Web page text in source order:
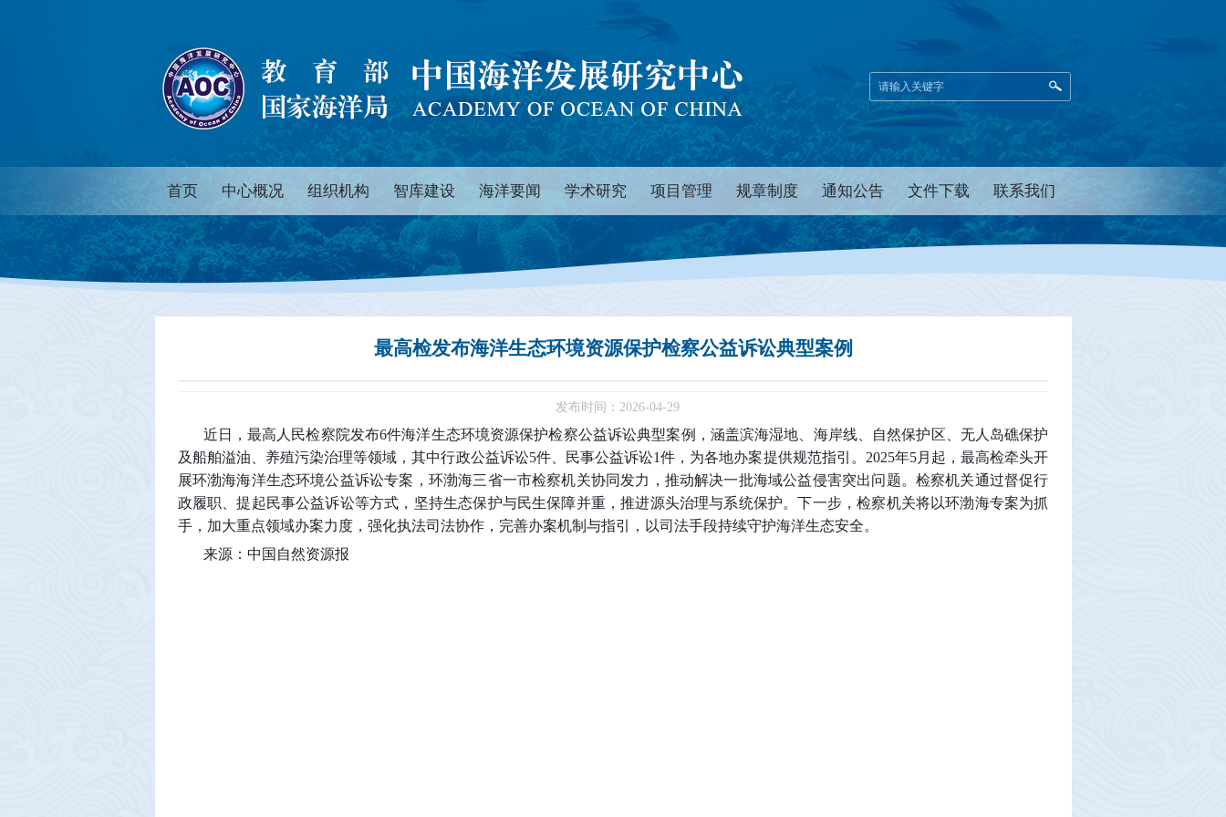
首页 中心概况 组织机构 智库建设 海洋要闻 学术研究 项目管理 规章制度 通知公告 文件下载 联系我们
最高检发布海洋生态环境资源保护检察公益诉讼典型案例
发布时间：2026-04-29
近日，最高人民检察院发布6件海洋生态环境资源保护检察公益诉讼典型案例，涵盖滨海湿地、海岸线、自然保护区、无人岛礁保护
及船舶溢油、养殖污染治理等领域，其中行政公益诉讼5件、民事公益诉讼1件，为各地办案提供规范指引。2025年5月起，最高检牵头开
展环渤海海洋生态环境公益诉讼专案，环渤海三省一市检察机关协同发力，推动解决一批海域公益侵害突出问题。检察机关通过督促行
政履职、提起民事公益诉讼等方式，坚持生态保护与民生保障并重，推进源头治理与系统保护。下一步，检察机关将以环渤海专案为抓
手，加大重点领域办案力度，强化执法司法协作，完善办案机制与指引，以司法手段持续守护海洋生态安全。
来源：中国自然资源报